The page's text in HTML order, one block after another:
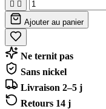
 
Ajouter au panier
Ne ternit pas
Sans nickel
Livraison 2–5 j
Retours 14 j